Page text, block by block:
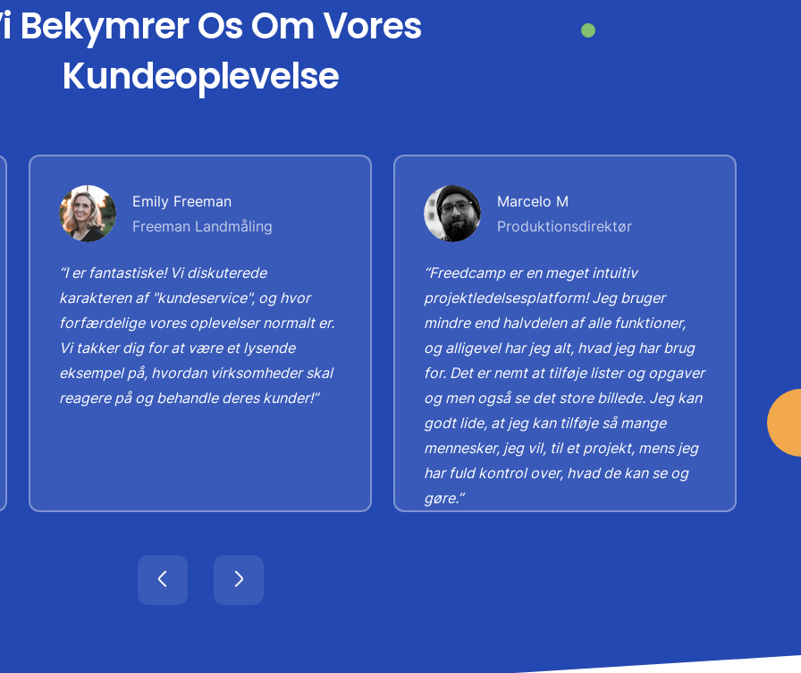
Bekymrer Os Om Vores
Kundeoplevelse
Emily Freeman
Freeman Landmåling
“I er fantastiske! Vi diskuterede
karakteren af ​​"kundeservice", og hvor
forfærdelige vores oplevelser normalt er.
Vi takker dig for at være et lysende
eksempel på, hvordan virksomheder skal
reagere på og behandle deres kunder!”
Marcelo M
Produktionsdirektør
“Freedcamp er en meget intuitiv
projektledelsesplatform! Jeg bruger
mindre end halvdelen af ​​alle funktioner,
og alligevel har jeg alt, hvad jeg har brug
for. Det er nemt at tilføje lister og opgaver
og men også se det store billede. Jeg kan
godt lide, at jeg kan tilføje så mange
mennesker, jeg vil, til et projekt, mens jeg
har fuld kontrol over, hvad de kan se og
gøre.”